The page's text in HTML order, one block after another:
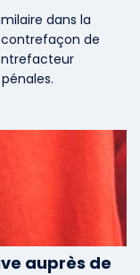
auprès de
dans la
de